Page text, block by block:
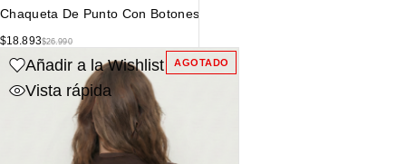
Chaqueta De Punto Con Botones
$26.990
$18.893
AGOTADO
Añadir a la Wishlist
Vista rápida